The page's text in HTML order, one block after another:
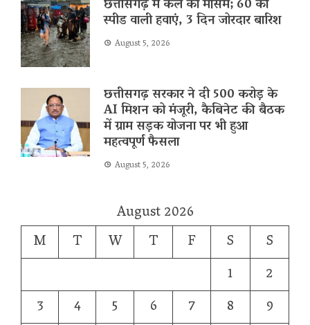
छत्तीसगढ़ में कल का मौसम; 60 की
स्पीड वाली हवाएं, 3 दिन जोरदार बारिश
August 5, 2026
छत्तीसगढ़ सरकार ने दी 500 करोड़ के
AI मिशन को मंजूरी, कैबिनेट की बैठक
में ग्राम सड़क योजना पर भी हुआ
महत्वपूर्ण फैसला
August 5, 2026
August 2026
M
T W T F S
S
1
2
3
4 5 6 7 8
9